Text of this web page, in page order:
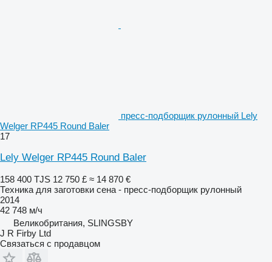
пресс-подборщик рулонный Lely
Welger RP445 Round Baler
17
Lely Welger RP445 Round Baler
158 400 TJS 12 750 £ ≈ 14 870 €
Техника для заготовки сена - пресс-подборщик рулонный
2014
42 748 м/ч
Великобритания, SLINGSBY
J R Firby Ltd
Связаться с продавцом